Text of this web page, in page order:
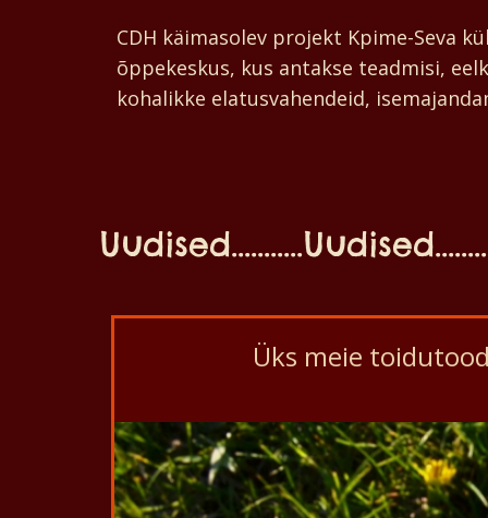
CDH käimasolev projekt Kpime-Seva
õppekeskus, kus antakse teadmisi,
kohalikke elatusvahendeid,
Üks meie